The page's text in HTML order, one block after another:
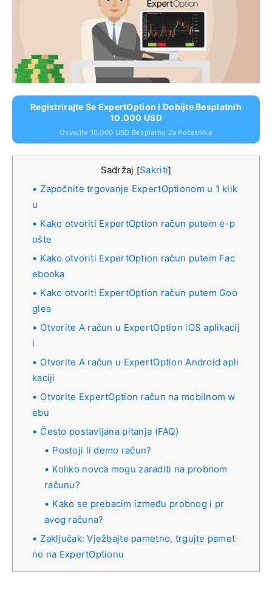
Registrirajte Se ExpertOption I Dobijte Besplatnih
10.000 USD
Osvojite 10.000 USD Besplatno Za Početnike
Sadržaj [Sakriti]
Započnite trgovanje ExpertOptionom u 1 klik
u
Kako otvoriti ExpertOption račun putem e-p
ošte
Kako otvoriti ExpertOption račun putem Fac
ebooka
Kako otvoriti ExpertOption račun putem Goo
glea
Otvorite A račun u ExpertOption iOS aplikacij
i
Otvorite A račun u ExpertOption Android apli
kaciji
Otvorite ExpertOption račun na mobilnom w
ebu
Često postavljana pitanja (FAQ)
Postoji li demo račun?
Koliko novca mogu zaraditi na probnom
računu?
Kako se prebacim između probnog i pr
avog računa?
Zaključak: Vježbajte pametno, trgujte pamet
no na ExpertOptionu